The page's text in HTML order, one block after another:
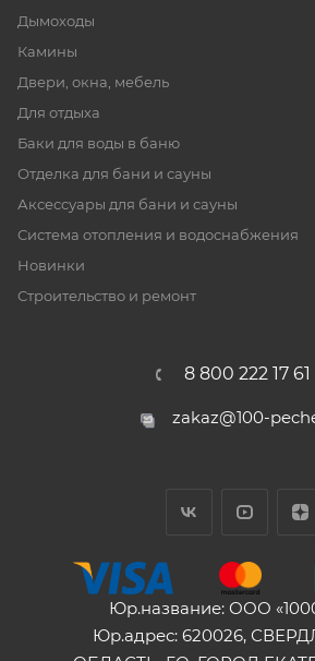
Дымоходы
Камины
Двери, окна, мебель
Для отдыха
Баки для воды в баню
Отделка для бани и сауны
Аксессуары для бани и сауны
Система отопления и водоснабжения
Новинки
Строительство и ремонт
8 800 222 17 61
zakaz@100-
Юр.название: ООО
Юр.адрес: 620026,